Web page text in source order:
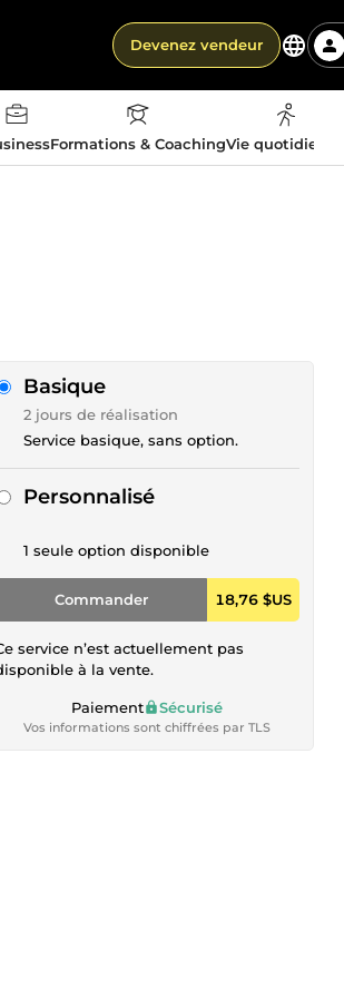
Devenez vendeur
Formations & CoachingVie
Basique
2 jours de réalisation
Service basique, sans option.
Personnalisé
1 seule option disponible
Commander 18,76 $US
service n’est actuellement pas
à la vente.
Paiement Sécurisé
Vos informations sont chiffrées par TLS